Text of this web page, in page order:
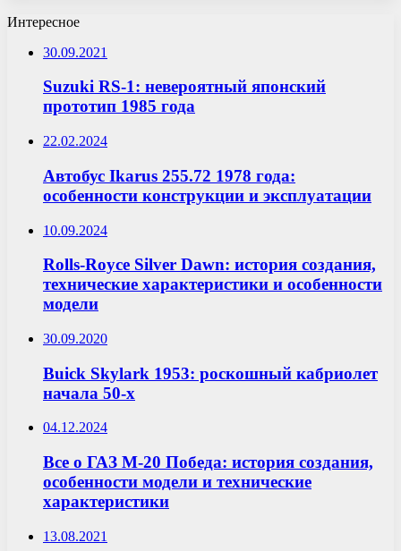
Интересное
30.09.2021
Suzuki RS-1: невероятный японский
прототип 1985 года
22.02.2024
Автобус Ikarus 255.72 1978 года:
особенности конструкции и эксплуатации
10.09.2024
Rolls-Royce Silver Dawn: история создания,
технические характеристики и особенности
модели
30.09.2020
Buick Skylark 1953: роскошный кабриолет
начала 50-х
04.12.2024
Все о ГАЗ М-20 Победа: история создания,
особенности модели и технические
характеристики
13.08.2021